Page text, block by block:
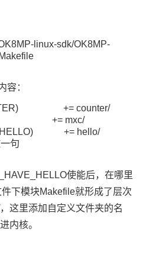
linux-sdk/OK8MP-
容：
+= counter/
mxc/
+= hello/
句
使能后，在哪里
下模块Makefile就形成了层次
这里添加自定义文件夹的名
内核。